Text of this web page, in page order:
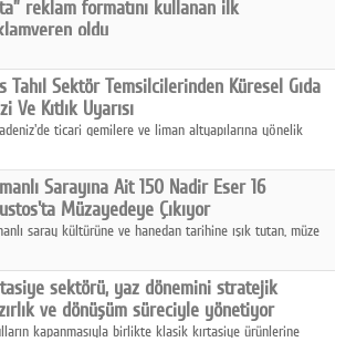
reklam formatını kullanan ilk
oldu
amacıyla Cereyan Medya ve Yandex Ads iş birliğiyle
Maps & Navi'nin yeni "Markalı Rota" reklam formatını
ilk marka oldu.
Tahıl Sektör Temsilcilerinden Küresel Gıda
Ve Kıtlık Uyarısı
ticari gemilere ve liman altyapılarına yönelik
Sarayına Ait 150 Nadir Eser 16
Müzayedeye Çıkıyor
saray kültürüne ve hanedan tarihine ışık tutan, müze
Arthill Müzecilik'in düzenleyeceği özel müzayedede
buluşuyor
sektörü, yaz dönemini stratejik
ve dönüşüm süreciyle yönetiyor
kapanmasıyla birlikte klasik kırtasiye ürünlerine